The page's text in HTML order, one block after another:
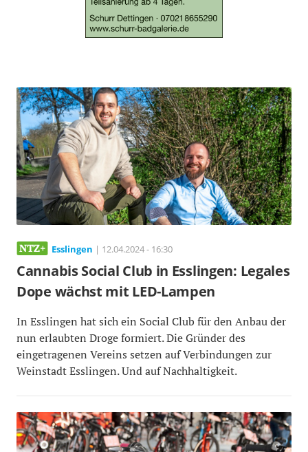
Esslingen | 12.04.2024 - 16:30
Cannabis Social Club in Esslingen: Legales
Dope wächst mit LED-Lampen
In Esslingen hat sich ein Social Club für den Anbau der
nun erlaubten Droge formiert. Die Gründer des
eingetragenen Vereins setzen auf Verbindungen zur
Weinstadt Esslingen. Und auf Nachhaltigkeit.